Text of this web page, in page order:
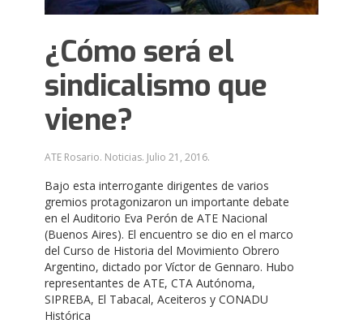
¿Cómo será el
sindicalismo que
viene?
ATE Rosario. Noticias. Julio 21, 2016.
Bajo esta interrogante dirigentes de varios
gremios protagonizaron un importante debate
en el Auditorio Eva Perón de ATE Nacional
(Buenos Aires). El encuentro se dio en el marco
del Curso de Historia del Movimiento Obrero
Argentino, dictado por Víctor de Gennaro. Hubo
representantes de ATE, CTA Autónoma,
SIPREBA, El Tabacal, Aceiteros y CONADU
Histórica